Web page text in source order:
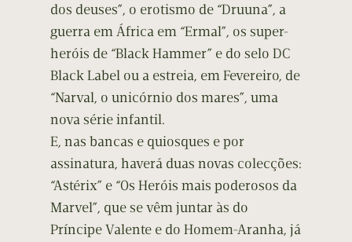
dos deuses”, o erotismo de “Druuna”, a
guerra em África em “Ermal”, os super-
heróis de “Black Hammer” e do selo DC
Black Label ou a estreia, em Fevereiro, de
“Narval, o unicórnio dos mares”, uma
nova série infantil.
E, nas bancas e quiosques e por
assinatura, haverá duas novas colecções:
“Astérix” e “Os Heróis mais poderosos da
Marvel”, que se vêm juntar às do
Príncipe Valente e do Homem-Aranha, já